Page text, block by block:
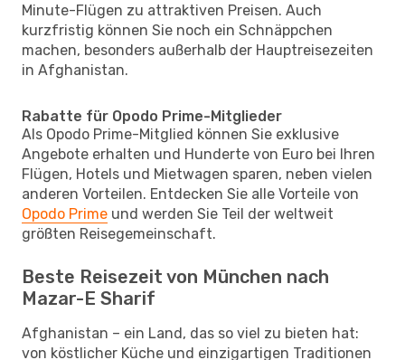
Minute-Flügen zu attraktiven Preisen. Auch
kurzfristig können Sie noch ein Schnäppchen
machen, besonders außerhalb der Hauptreisezeiten
in Afghanistan.
Rabatte für Opodo Prime-Mitglieder
Als Opodo Prime-Mitglied können Sie exklusive
Angebote erhalten und Hunderte von Euro bei Ihren
Flügen, Hotels und Mietwagen sparen, neben vielen
anderen Vorteilen. Entdecken Sie alle Vorteile von
Opodo Prime und werden Sie Teil der weltweit
größten Reisegemeinschaft.
Beste Reisezeit von München nach
Mazar-E Sharif
Afghanistan – ein Land, das so viel zu bieten hat:
von köstlicher Küche und einzigartigen Traditionen